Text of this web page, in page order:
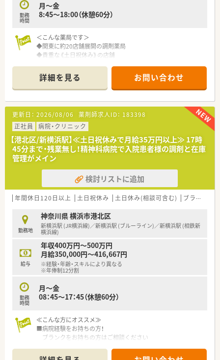
勤務
時間
月～金
8:45～18:00（休憩60分）
＜こんな薬局です＞
◆関東に約20店舗展開の調剤薬局
◆貴重な《土日祝休み》の店舗
◆残業も少ないのでご家庭との両立にも◎
◆正社員でも異動は通勤圏内のみ
◆定期的な勉強会や、Web上での学習システム等、継続的にステ
ップアップしていける体制が整っています！
◆研修等、会社としての受け入れ体制もしっかりしています
◆マイカー通勤OK
詳細を見る お問い合わせ
更新日： 2026/08/06 薬剤師求人ID： 183398
正社員
病院・クリニック
【港北区/新横浜駅】≪土日祝休みで月給35万円以上≫ 17時
45分まで・残業無し！精神科病院で入院患者様の調剤と在庫
管理がメイン
検討リストに追加
年間休日120日以上 土日祝休み 土日休み(相談可含む) ブランク可
勤務地
神奈川県 横浜市港北区
新横浜駅 (JR横浜線)／新横浜駅 (ブルーライン)／新横浜駅 (相鉄新
横浜線)
給与
年収400万円～500万円
月給350,000円～416,667円
※経験・年齢・スキルにより異なる
※年俸制12分割
勤務
時間
月～金
08：45～17：45（休憩60分）
≪こんな方にオススメ≫
■病院経験をお持ちの方！
ブランクをお持ちの方はご相談ください
■精神科病院ですが病棟業務はほぼなく、入院患者様の調剤と在